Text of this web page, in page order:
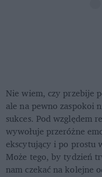
Nie wiem, czy przebije
ale na pewno zaspokoi
sukces. Pod względem
wywołuje przeróżne
ekscytujący i po prostu
Może tego, by tydzień
nam czekać na kolejne